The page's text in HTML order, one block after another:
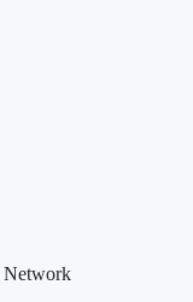
Network